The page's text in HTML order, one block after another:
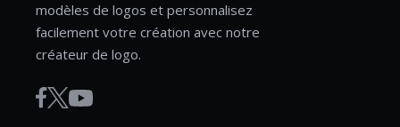
modèles de logos et personnalisez
facilement votre création avec notre
créateur de logo.